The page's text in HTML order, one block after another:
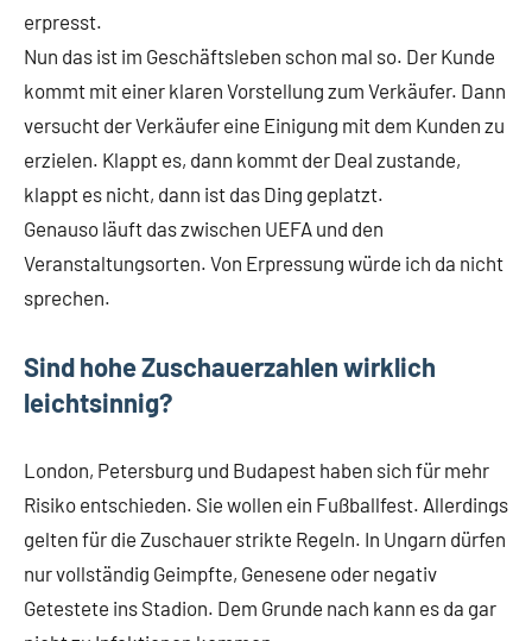
erpresst.
Nun das ist im Geschäftsleben schon mal so. Der Kunde
kommt mit einer klaren Vorstellung zum Verkäufer. Dann
versucht der Verkäufer eine Einigung mit dem Kunden zu
erzielen. Klappt es, dann kommt der Deal zustande,
klappt es nicht, dann ist das Ding geplatzt.
Genauso läuft das zwischen UEFA und den
Veranstaltungsorten. Von Erpressung würde ich da nicht
sprechen.
Sind hohe Zuschauerzahlen wirklich
leichtsinnig?
London, Petersburg und Budapest haben sich für mehr
Risiko entschieden. Sie wollen ein Fußballfest. Allerdings
gelten für die Zuschauer strikte Regeln. In Ungarn dürfen
nur vollständig Geimpfte, Genesene oder negativ
Getestete ins Stadion. Dem Grunde nach kann es da gar